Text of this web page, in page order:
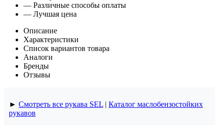
— Различные способы оплаты
— Лучшая цена
Описание
Характеристики
Список вариантов товара
Аналоги
Бренды
Отзывы
► Смотреть все рукава SEL | Каталог маслобензостойких
рукавов